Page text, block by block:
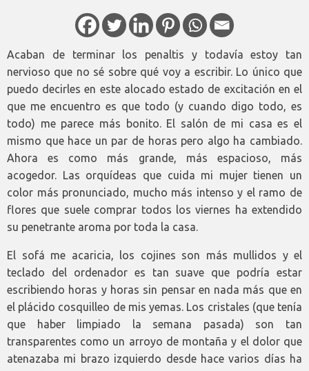
Acaban de terminar los penaltis y todavía estoy tan
nervioso que no sé sobre qué voy a escribir. Lo único que
puedo decirles en este alocado estado de excitación en el
que me encuentro es que todo (y cuando digo todo, es
todo) me parece más bonito. El salón de mi casa es el
mismo que hace un par de horas pero algo ha cambiado.
Ahora es como más grande, más espacioso, más
acogedor. Las orquídeas que cuida mi mujer tienen un
color más pronunciado, mucho más intenso y el ramo de
flores que suele comprar todos los viernes ha extendido
su penetrante aroma por toda la casa.
El sofá me acaricia, los cojines son más mullidos y el
teclado del ordenador es tan suave que podría estar
escribiendo horas y horas sin pensar en nada más que en
el plácido cosquilleo de mis yemas. Los cristales (que tenía
que haber limpiado la semana pasada) son tan
transparentes como un arroyo de montaña y el dolor que
atenazaba mi brazo izquierdo desde hace varios días ha